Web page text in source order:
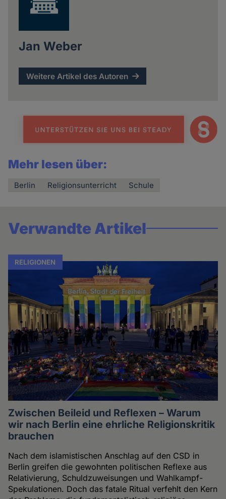
Jan Weber
Weitere Artikel des Autoren
Mehr lesen über:
Berlin Religionsunterricht Schule
Verwandte Artikel
RELIGIONEN
Zwischen Beileid und Reflexen – Warum
wir nach Berlin eine ehrliche Religionskritik
brauchen
Nach dem islamistischen Anschlag auf den CSD in
Berlin greifen die gewohnten politischen Reflexe aus
Relativierung, Schuldzuweisungen und Wahlkampf-
Spekulationen. Doch das fatale Ritual verfehlt den Kern